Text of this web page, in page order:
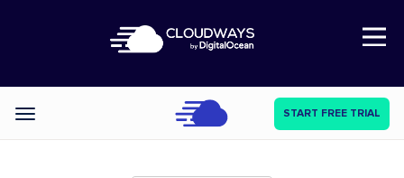
Open Nav
Categories START FREE TRIAL